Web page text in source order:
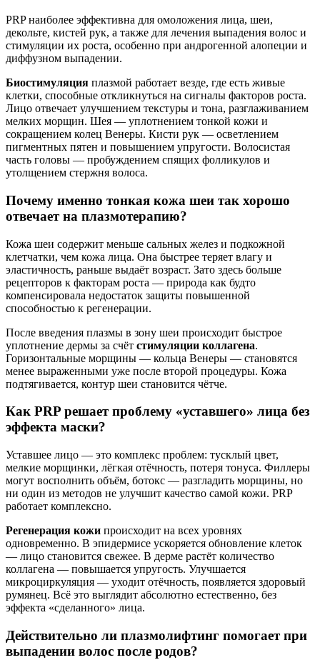
PRP наиболее эффективна для омоложения лица, шеи,
декольте, кистей рук, а также для лечения выпадения волос и
стимуляции их роста, особенно при андрогенной алопеции и
диффузном выпадении.
Биостимуляция плазмой работает везде, где есть живые
клетки, способные откликнуться на сигналы факторов роста.
Лицо отвечает улучшением текстуры и тона, разглаживанием
мелких морщин. Шея — уплотнением тонкой кожи и
сокращением колец Венеры. Кисти рук — осветлением
пигментных пятен и повышением упругости. Волосистая
часть головы — пробуждением спящих фолликулов и
утолщением стержня волоса.
Почему именно тонкая кожа шеи так хорошо
отвечает на плазмотерапию?
Кожа шеи содержит меньше сальных желез и подкожной
клетчатки, чем кожа лица. Она быстрее теряет влагу и
эластичность, раньше выдаёт возраст. Зато здесь больше
рецепторов к факторам роста — природа как будто
компенсировала недостаток защиты повышенной
способностью к регенерации.
После введения плазмы в зону шеи происходит быстрое
уплотнение дермы за счёт стимуляции коллагена.
Горизонтальные морщины — кольца Венеры — становятся
менее выраженными уже после второй процедуры. Кожа
подтягивается, контур шеи становится чётче.
Как PRP решает проблему «уставшего» лица без
эффекта маски?
Уставшее лицо — это комплекс проблем: тусклый цвет,
мелкие морщинки, лёгкая отёчность, потеря тонуса. Филлеры
могут восполнить объём, ботокс — разгладить морщины, но
ни один из методов не улучшит качество самой кожи. PRP
работает комплексно.
Регенерация кожи происходит на всех уровнях
одновременно. В эпидермисе ускоряется обновление клеток
— лицо становится свежее. В дерме растёт количество
коллагена — повышается упругость. Улучшается
микроциркуляция — уходит отёчность, появляется здоровый
румянец. Всё это выглядит абсолютно естественно, без
эффекта «сделанного» лица.
Действительно ли плазмолифтинг помогает при
выпадении волос после родов?